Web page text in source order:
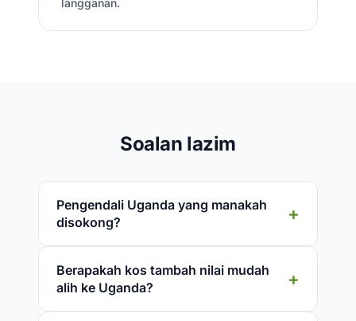
langganan.
Soalan lazim
Pengendali Uganda yang manakah
disokong?
Berapakah kos tambah nilai mudah
alih ke Uganda?